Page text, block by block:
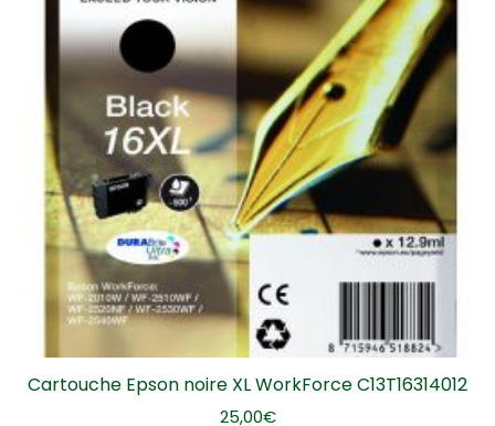
Cartouche Epson noire XL WorkForce C13T16314012
25,00€